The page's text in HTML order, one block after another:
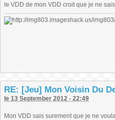
le VDD de mon VDD croit que je ne
RE: [Jeu] Mon Voisin Du
le 13 September 2012 - 22:49
Mon VDD sais surement que je ne